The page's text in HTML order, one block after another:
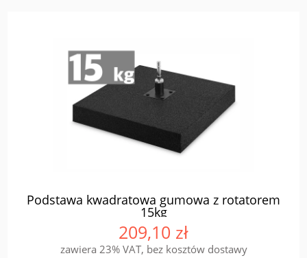
Podstawa kwadratowa gumowa z rotatorem
15kg
209,10 zł
zawiera 23% VAT, bez kosztów dostawy